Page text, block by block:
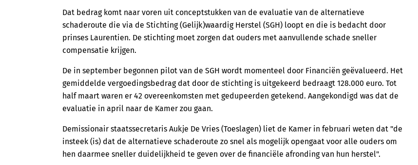
Dat bedrag komt naar voren uit conceptstukken van de evaluatie van de alternatieve
schaderoute die via de Stichting (Gelijk)waardig Herstel (SGH) loopt en die is bedacht door
prinses Laurentien. De stichting moet zorgen dat ouders met aanvullende schade sneller
compensatie krijgen.
De in september begonnen pilot van de SGH wordt momenteel door Financiën geëvalueerd. Het
gemiddelde vergoedingsbedrag dat door de stichting is uitgekeerd bedraagt 128.000 euro. Tot
half maart waren er 42 overeenkomsten met gedupeerden getekend. Aangekondigd was dat de
evaluatie in april naar de Kamer zou gaan.
Demissionair staatssecretaris Aukje De Vries (Toeslagen) liet de Kamer in februari weten dat "de
insteek (is) dat de alternatieve schaderoute zo snel als mogelijk opengaat voor alle ouders om
hen daarmee sneller duidelijkheid te geven over de financiële afronding van hun herstel".